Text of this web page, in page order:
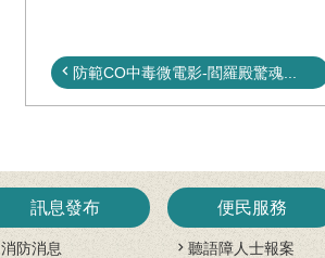
防範CO中毒微電影-閻羅殿驚魂...
訊息發布
消防消息
便民服務
聽語障人士報案